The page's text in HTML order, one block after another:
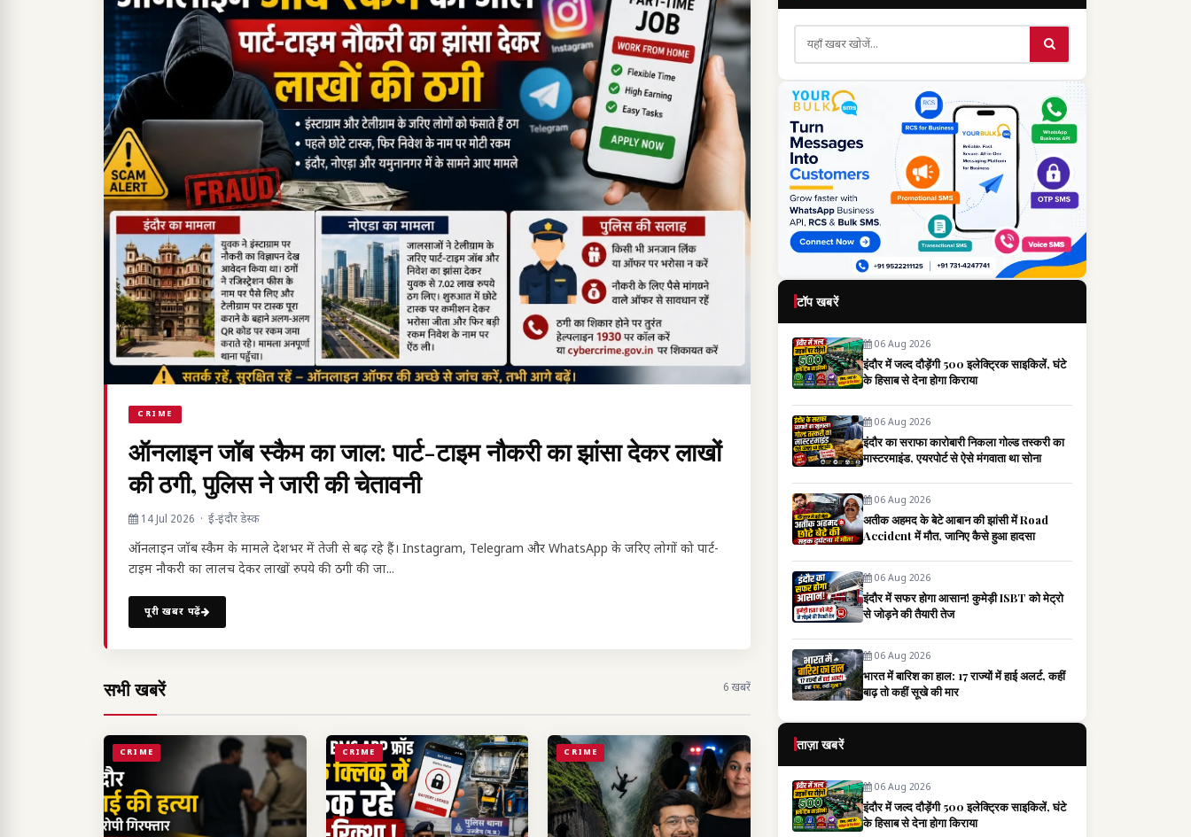
CRIME
ऑनलाइन जॉब स्कैम का जाल: पार्ट-टाइम नौकरी का झांसा देकर लाखों
की ठगी, पुलिस ने जारी की चेतावनी
14 Jul 2026 · ई-इंदौर डेस्क
ऑनलाइन जॉब स्कैम के मामले देशभर में तेजी से बढ़ रहे हैं। Instagram, Telegram और WhatsApp के जरिए लोगों को पार्ट-
टाइम नौकरी का लालच देकर लाखों रुपये की ठगी की जा...
पूरी खबर पढ़ें
सभी खबरें 6 खबरें
CRIME CRIME CRIME
टॉप खबरें
06 Aug 2026
इंदौर में जल्द दौड़ेंगी 500 इलेक्ट्रिक साइकिलें, घंटे
के हिसाब से देना होगा किराया
06 Aug 2026
इंदौर का सराफा कारोबारी निकला गोल्ड तस्करी का
मास्टरमाइंड, एयरपोर्ट से ऐसे मंगवाता था सोना
06 Aug 2026
अतीक अहमद के बेटे आबान की झांसी में Road
Accident में मौत, जानिए कैसे हुआ हादसा
06 Aug 2026
इंदौर में सफर होगा आसान! कुमेड़ी ISBT को मेट्रो
से जोड़ने की तैयारी तेज
06 Aug 2026
भारत में बारिश का हाल: 17 राज्यों में हाई अलर्ट, कहीं
बाढ़ तो कहीं सूखे की मार
ताज़ा खबरें
06 Aug 2026
इंदौर में जल्द दौड़ेंगी 500 इलेक्ट्रिक साइकिलें, घंटे
के हिसाब से देना होगा किराया